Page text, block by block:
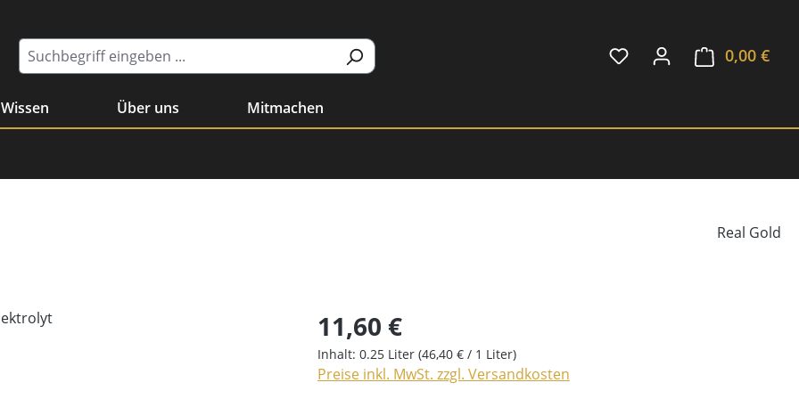
0,00 €
Wissen Über uns Mitmachen
Real Gold
11,60 €
Inhalt: 0.25 Liter (46,40 € / 1 Liter)
Preise inkl. MwSt. zzgl. Versandkosten